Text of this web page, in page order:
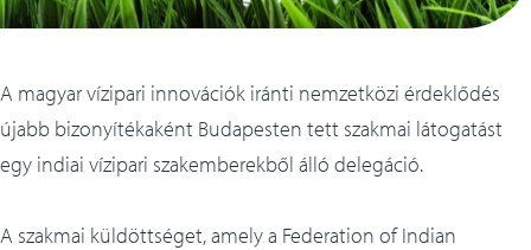
A magyar vízipari innovációk iránti nemzetközi érdeklődés
újabb bizonyítékaként Budapesten tett szakmai látogatást
egy indiai vízipari szakemberekből álló delegáció.
A szakmai küldöttséget, amely a Federation of Indian